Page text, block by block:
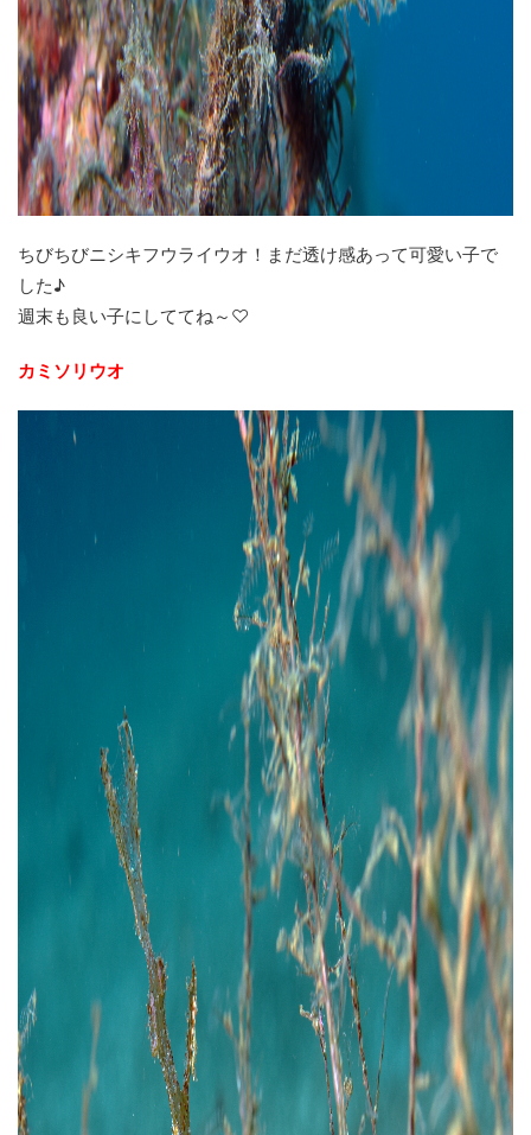
ちびちびニシキフウライウオ！まだ透け感あって可愛い子で
した♪
週末も良い子にしててね～♡
カミソリウオ